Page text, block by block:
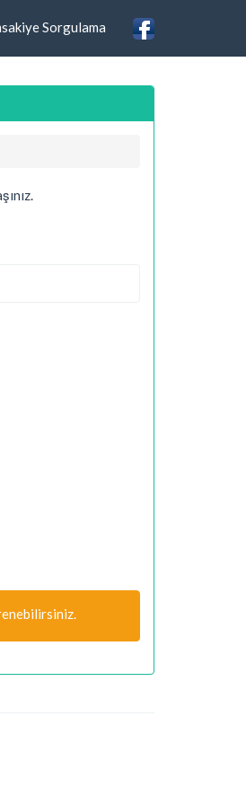
Sorgulama